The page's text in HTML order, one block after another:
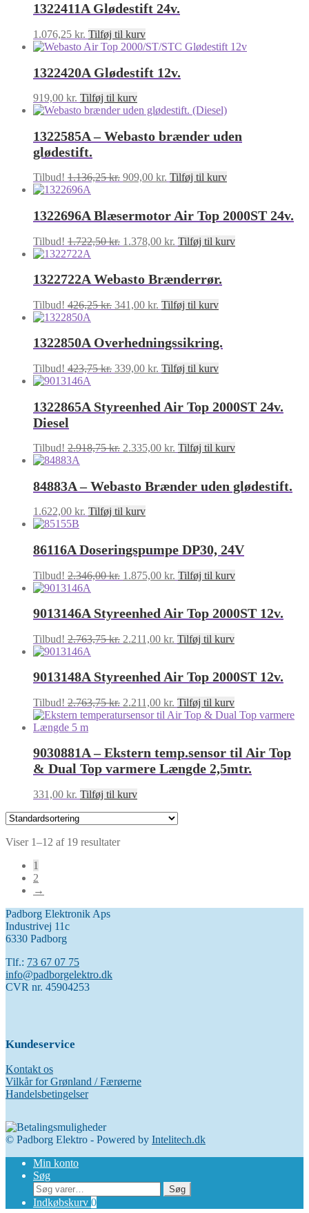
1322411A Glødestift 24v.
1.076,25 kr. Tilføj til kurv
1322420A Glødestift 12v.
919,00 kr. Tilføj til kurv
1322585A – Webasto brænder uden
glødestift.
Tilbud! 1.136,25kr. Den
var:
1.136,25 kr..
909,00 kr. Den
er:
909,00 kr..
Tilføj til kurv
1322696A Blæsermotor Air Top 2000ST 24v.
Tilbud! 1.722,50kr. Den
var:
1.378,00 kr. Den
er:
Tilføj til kurv
1322722A Webasto Brænderrør.
Tilbud! 426,25kr. Den
var:
341,00 kr. Den
er:
341,00 kr..
Tilføj til kurv
1322850A Overhedningssikring.
Tilbud! 423,75kr. Den
var:
423,75 kr..
339,00 kr. Den
er:
339,00 kr..
Tilføj til kurv
1322865A Styreenhed Air Top 2000ST 24v.
Diesel
Tilbud! 2.918,75kr. Den
var:
2.918,75 kr..
2.335,00 kr. Den
er:
2.335,00 kr..
Tilføj til kurv
84883A – Webasto Brænder uden glødestift.
1.622,00 kr. Tilføj til kurv
86116A Doseringspumpe DP30, 24V
Tilbud! 2.346,00kr. Den
var:
1.875,00 kr. Den
er:
1.875,00 kr..
Tilføj til kurv
9013146A Styreenhed Air Top 2000ST 12v.
Tilbud! 2.763,75kr. Den
var:
2.211,00 kr. Den
er:
2.211,00 kr..
Tilføj til kurv
9013148A Styreenhed Air Top 2000ST 12v.
Tilbud! 2.763,75kr. Den
oprindelige
2.763,75 kr..
2.211,00 kr. Den
aktuelle
2.211,00 kr..
Tilføj til kurv
9030881A – Ekstern temp.sensor til Air Top
& Dual Top varmere Længde 2,5mtr.
331,00 kr. Tilføj til kurv
Viser 1–12 af 19 resultater
1
2
→
Padborg Elektronik Aps
Industrivej 11c
6330 Padborg
Tlf.: 73 67 07 75
info@padborgelektro.dk
CVR nr. 45904253
Kundeservice
Kontakt os
Vilkår for Grønland / Færøerne
Handelsbetingelser
© Padborg Elektro - Powered by Intelitech.dk
Min konto
Søg
Søg
efter:
Søg
Indkøbskurv 0